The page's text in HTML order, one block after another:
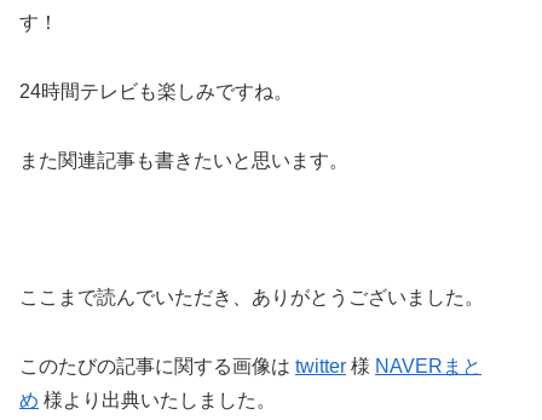
す！
24時間テレビも楽しみですね。
また関連記事も書きたいと思います。
ここまで読んでいただき、ありがとうございました。
このたびの記事に関する画像は twitter 様 NAVERまと
め 様より出典いたしました。